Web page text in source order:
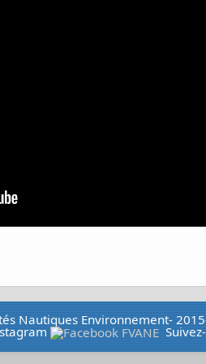
Nautiques Environnement-